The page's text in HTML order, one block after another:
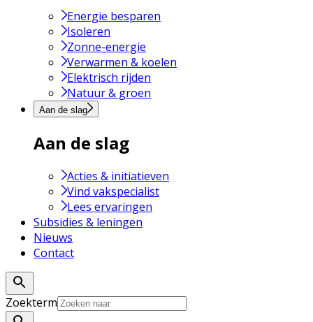
Energie besparen
Isoleren
Zonne-energie
Verwarmen & koelen
Elektrisch rijden
Natuur & groen
Aan de slag
Aan de slag
Acties & initiatieven
Vind vakspecialist
Lees ervaringen
Subsidies & leningen
Nieuws
Contact
Zoekterm